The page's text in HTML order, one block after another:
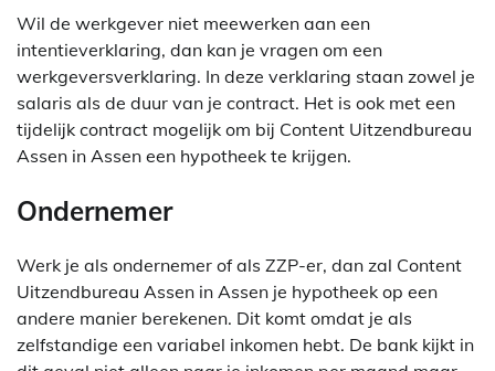
Wil de werkgever niet meewerken aan een
intentieverklaring, dan kan je vragen om een
werkgeversverklaring. In deze verklaring staan zowel je
salaris als de duur van je contract. Het is ook met een
tijdelijk contract mogelijk om bij Content Uitzendbureau
Assen in Assen een hypotheek te krijgen.
Ondernemer
Werk je als ondernemer of als ZZP-er, dan zal Content
Uitzendbureau Assen in Assen je hypotheek op een
andere manier berekenen. Dit komt omdat je als
zelfstandige een variabel inkomen hebt. De bank kijkt in